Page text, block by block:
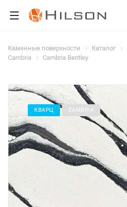
Каменные поверхности Каталог
Cambria
Cambria Bentley
КВАРЦ CAMBRIA